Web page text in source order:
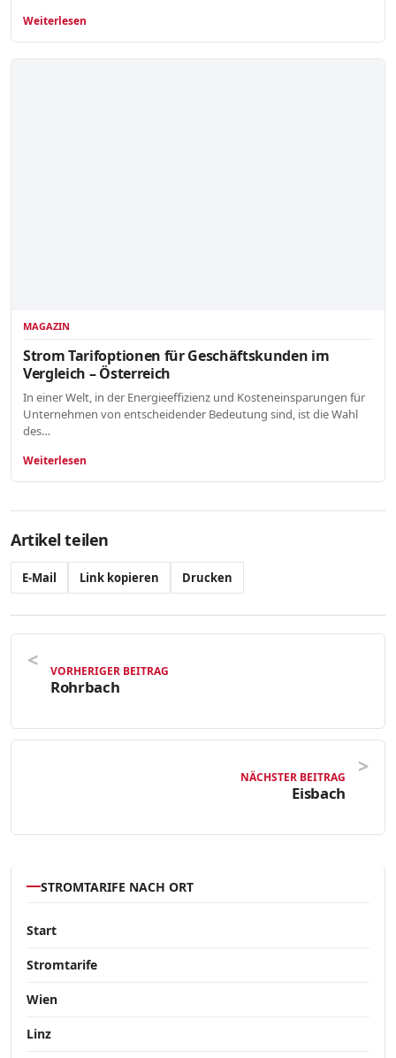
Weiterlesen
MAGAZIN
Strom Tarifoptionen für Geschäftskunden im
Vergleich – Österreich
In einer Welt, in der Energieeffizienz und Kosteneinsparungen für
Unternehmen von entscheidender Bedeutung sind, ist die Wahl
des…
Weiterlesen
Artikel teilen
E-Mail Link kopieren Drucken
VORHERIGER BEITRAG
Rohrbach
NÄCHSTER BEITRAG
Eisbach
STROMTARIFE NACH ORT
Start
Stromtarife
Wien
Linz